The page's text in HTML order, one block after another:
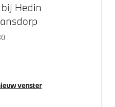
met uitgebreide omvang
Hedin
venster